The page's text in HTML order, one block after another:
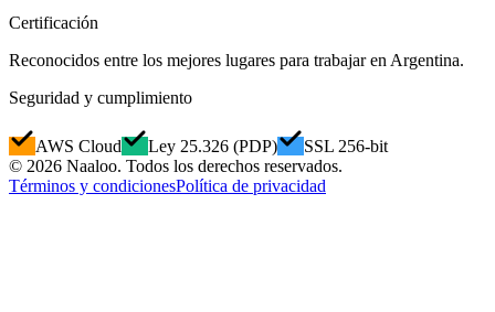
Certificación
Reconocidos entre los mejores lugares para trabajar en Argentina.
Seguridad y cumplimiento
AWS Cloud Ley 25.326 (PDP)
SSL 256-bit
© 2026 Naaloo. Todos los derechos reservados.
Términos y condicionesPolítica de privacidad